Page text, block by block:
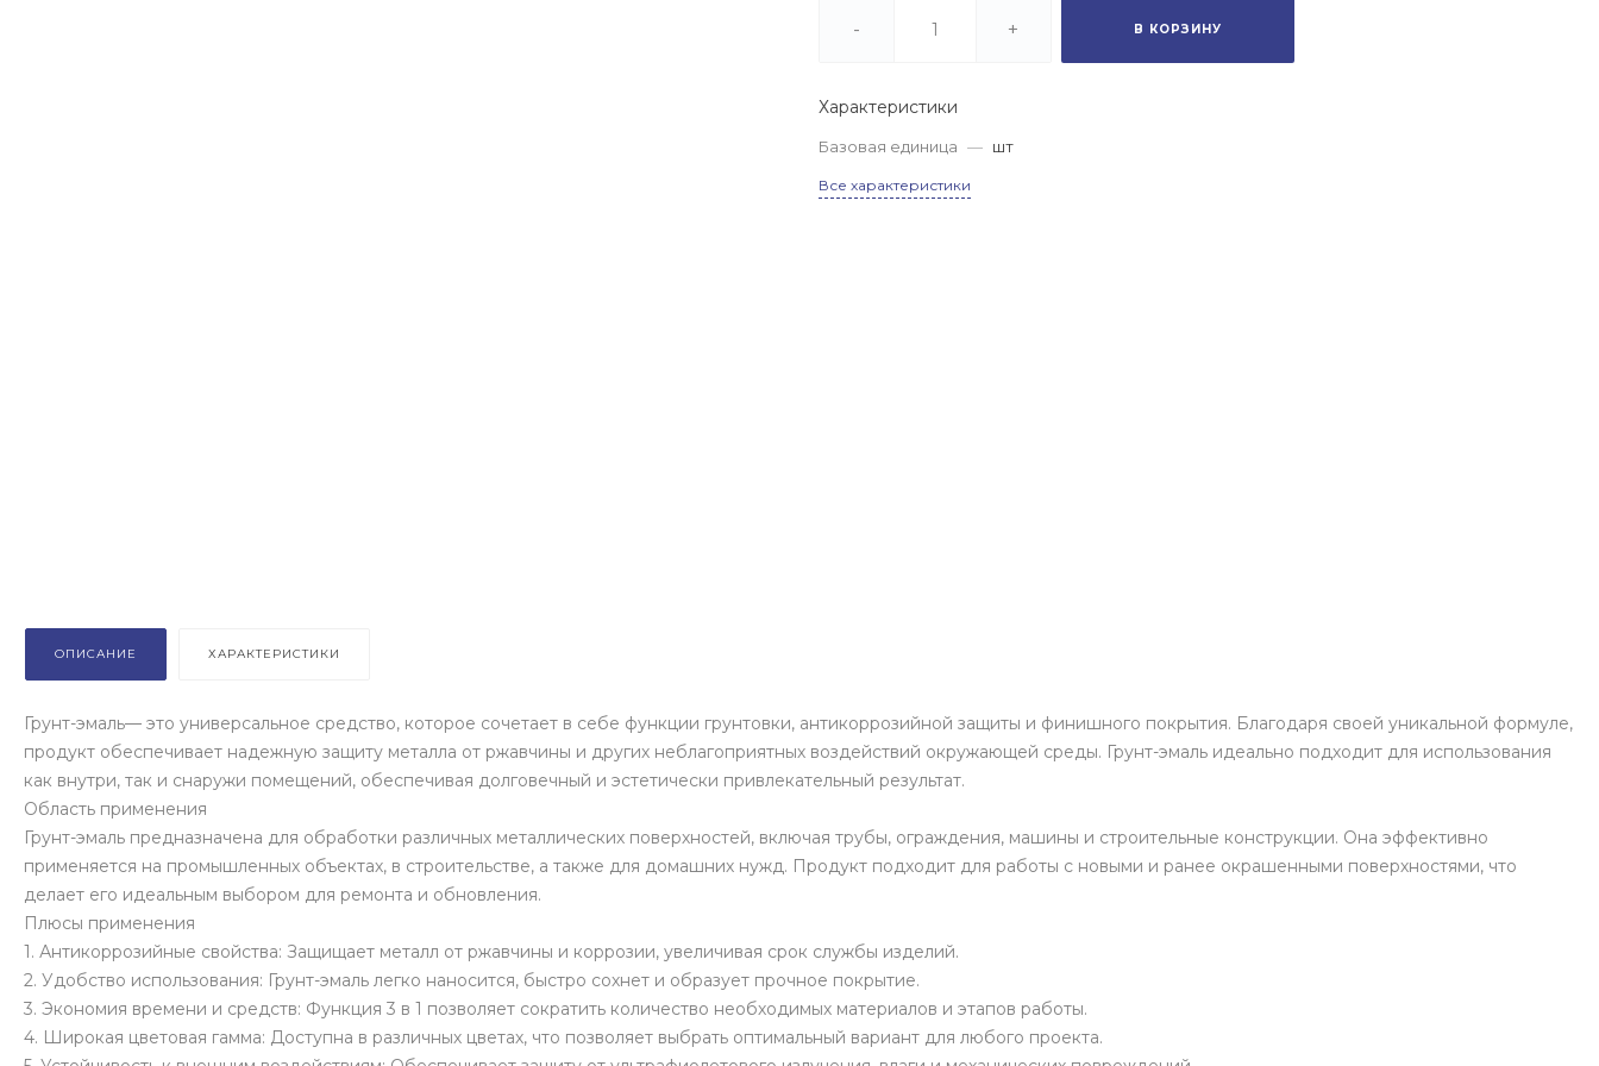
Труженников, 2/3
г. г. Аксай
Новочеркасское ш., 15
- + В КОРЗИНУ
Характеристики
Базовая единица — шт
Все характеристики
ОПИСАНИЕ ХАРАКТЕРИСТИКИ
Грунт-эмаль— это универсальное средство, которое сочетает в себе функции грунтовки, антикоррозийной защиты и финишного покрытия. Благодаря своей уникальной формуле,
продукт обеспечивает надежную защиту металла от ржавчины и других неблагоприятных воздействий окружающей среды. Грунт-эмаль идеально подходит для использования
как внутри, так и снаружи помещений, обеспечивая долговечный и эстетически привлекательный результат.
Область применения
Грунт-эмаль предназначена для обработки различных металлических поверхностей, включая трубы, ограждения, машины и строительные конструкции. Она эффективно
применяется на промышленных объектах, в строительстве, а также для домашних нужд. Продукт подходит для работы с новыми и ранее окрашенными поверхностями, что
делает его идеальным выбором для ремонта и обновления.
Плюсы применения
1. Антикоррозийные свойства: Защищает металл от ржавчины и коррозии, увеличивая срок службы изделий.
2. Удобство использования: Грунт-эмаль легко наносится, быстро сохнет и образует прочное покрытие.
3. Экономия времени и средств: Функция 3 в 1 позволяет сократить количество необходимых материалов и этапов работы.
4. Широкая цветовая гамма: Доступна в различных цветах, что позволяет выбрать оптимальный вариант для любого проекта.